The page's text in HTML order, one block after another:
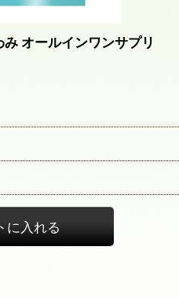
み オールインワンサプリ
に入れる